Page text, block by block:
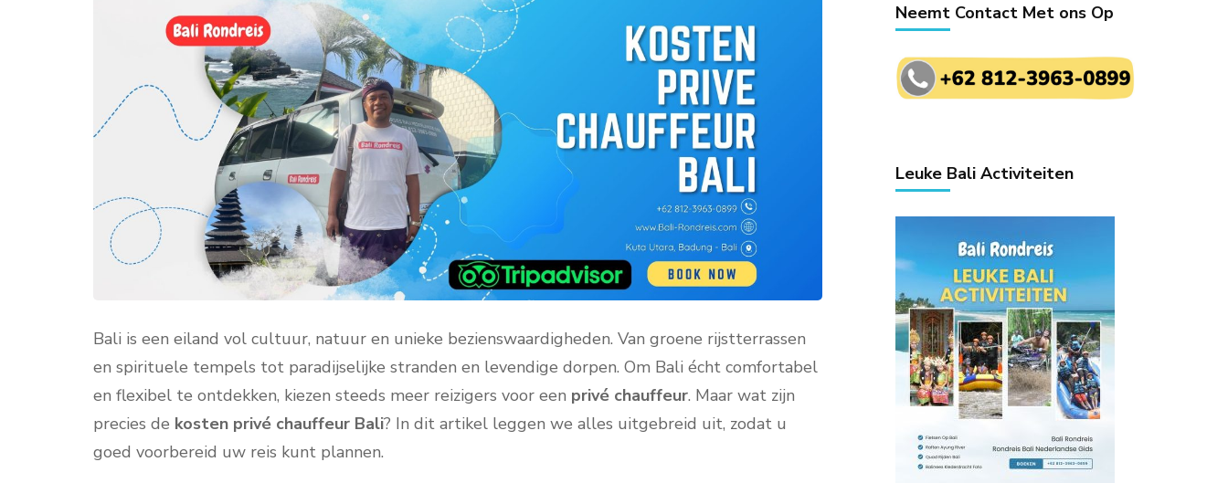
Bali is een eiland vol cultuur, natuur en unieke bezienswaardigheden. Van groene rijstterrassen
en spirituele tempels tot paradijselijke stranden en levendige dorpen. Om Bali écht comfortabel
en flexibel te ontdekken, kiezen steeds meer reizigers voor een privé chauffeur. Maar wat zijn
precies de kosten privé chauffeur Bali? In dit artikel leggen we alles uitgebreid uit, zodat u
goed voorbereid uw reis kunt plannen.
Neemt Contact Met ons Op
Leuke Bali Activiteiten